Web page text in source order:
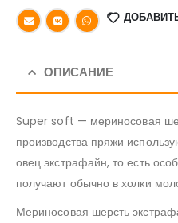
ОПИСАНИЕ
Super soft — мериносовая
производства пряжи
овец экстрафайн, то есть
получают обычно в холки
Мериносовая шерсть